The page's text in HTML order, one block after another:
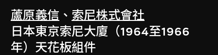
蘆原義信 、 索尼株式會社
日本東京索尼大廈（1964至1966
年）天花板組件